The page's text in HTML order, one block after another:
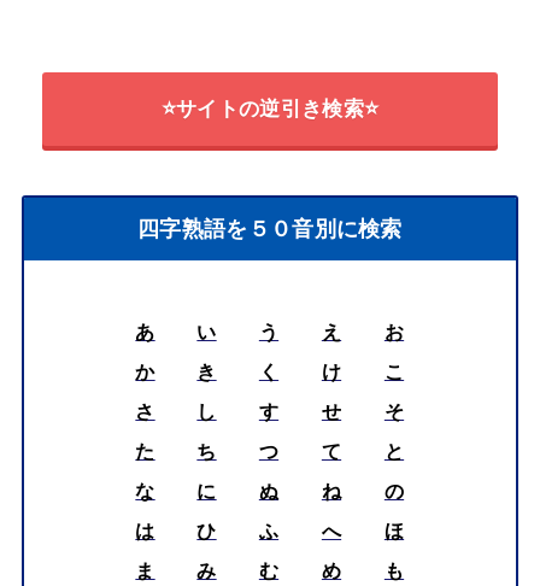
⭐サイトの逆引き検索⭐
四字熟語を５０音別に検索
あ い う え
お
か
き く け
こ
さ
し す せ
そ
た
ち つ て
と
な
に ぬ ね
の
は
ひ ふ へ
ほ
ま
み む め
も